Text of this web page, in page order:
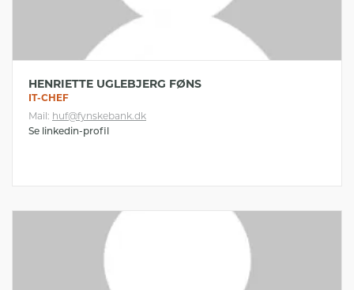
HENRIETTE UGLEBJERG FØNS
IT-CHEF
Mail: huf@fynskebank.dk
Se linkedin-profil